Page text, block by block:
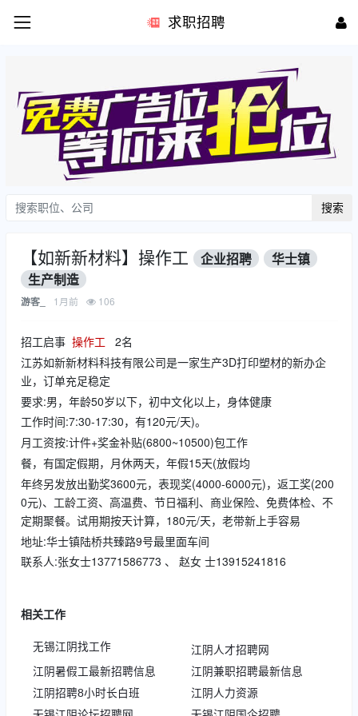
求职招聘
搜索
【如新新材料】操作工 企业招聘
华士镇
生产制造
游客_ 1月前 106
招工启事 操作工 2名
江苏如新新材料科技有限公司是一家生产3D打印塑材的新办企
业，订单充足稳定
要求:男，年龄50岁以下，初中文化以上，身体健康
工作时间:7:30-17:30，有120元/天)。
月工资按:计件+奖金补贴(6800~10500)包工作
餐，有国定假期，月休两天，年假15天(放假均
年终另发放出勤奖3600元，表现奖(4000-6000元)，返工奖(200
0元)、工龄工资、高温费、节日福利、商业保险、免费体检、不
定期聚餐。试用期按天计算，180元/天，老带新上手容易
地址:华士镇陆桥共臻路9号最里面车间
联系人:张女士13771586773 、 赵女 士13915241816
相关工作
无锡江阴找工作
江阴人才招聘网
江阴暑假工最新招聘信息
江阴兼职招聘最新信息
江阴招聘8小时长白班
江阴人力资源